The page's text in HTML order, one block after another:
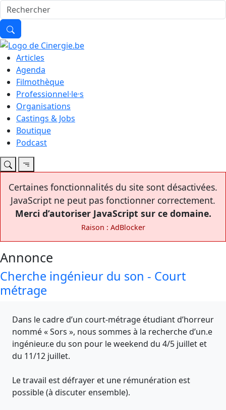
Articles
Agenda
Filmothèque
Professionnel·le·s
Organisations
Castings & Jobs
Boutique
Podcast
Certaines fonctionnalités du site sont désactivées.
JavaScript ne peut pas fonctionner correctement.
Merci d’autoriser JavaScript sur ce domaine.
Raison : AdBlocker
Annonce
Cherche ingénieur du son - Court
métrage
Dans le cadre d’un court-métrage étudiant d’horreur
nommé « Sors », nous sommes à la recherche d’un.e
ingénieur.e du son pour le weekend du 4/5 juillet et
du 11/12 juillet.
Le travail est défrayer et une rémunération est
possible (à discuter ensemble).